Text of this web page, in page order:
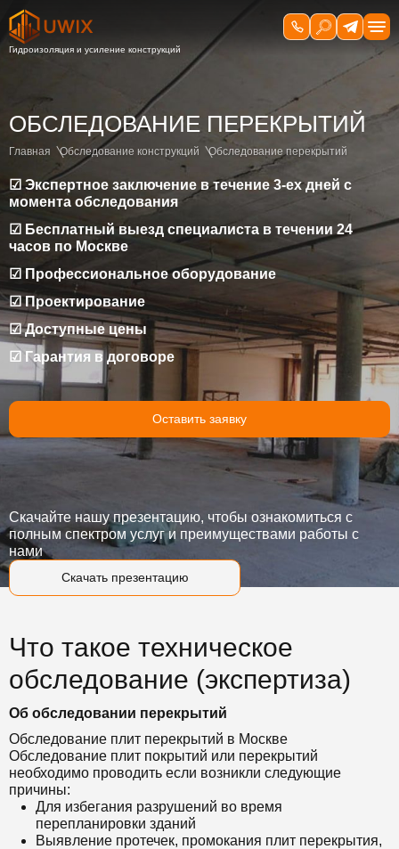
ОБСЛЕДОВАНИЕ ПЕРЕКРЫТИЙ
Главная Обследование конструкций Обследование перекрытий
☑ Экспертное заключение в течение 3-ех дней с
момента обследования
☑ Бесплатный выезд специалиста в течении 24
часов по Москве
☑ Профессиональное оборудование
☑ Проектирование
☑ Доступные цены
☑ Гарантия в договоре
Оставить заявку
Скачать презентацию
Скачайте нашу презентацию, чтобы ознакомиться с
полным спектром услуг и преимуществами работы с
нами
Что такое техническое
обследование (экспертиза)
Об обследовании перекрытий
Обследование плит перекрытий в Москве
Обследование плит покрытий или перекрытий
необходимо проводить если возникли следующие
причины:
Для избегания разрушений во время
перепланировки зданий
Выявление протечек, промокания плит перекрытия,